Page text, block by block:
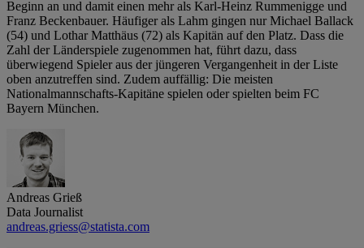
Beginn an und damit einen mehr als Karl-Heinz Rummenigge und
Franz Beckenbauer. Häufiger als Lahm gingen nur Michael Ballack
(54) und Lothar Matthäus (72) als Kapitän auf den Platz. Dass die
Zahl der Länderspiele zugenommen hat, führt dazu, dass
überwiegend Spieler aus der jüngeren Vergangenheit in der Liste
oben anzutreffen sind. Zudem auffällig: Die meisten
Nationalmannschafts-Kapitäne spielen oder spielten beim FC
Bayern München.
Andreas Grieß
Data Journalist
andreas.griess@statista.com